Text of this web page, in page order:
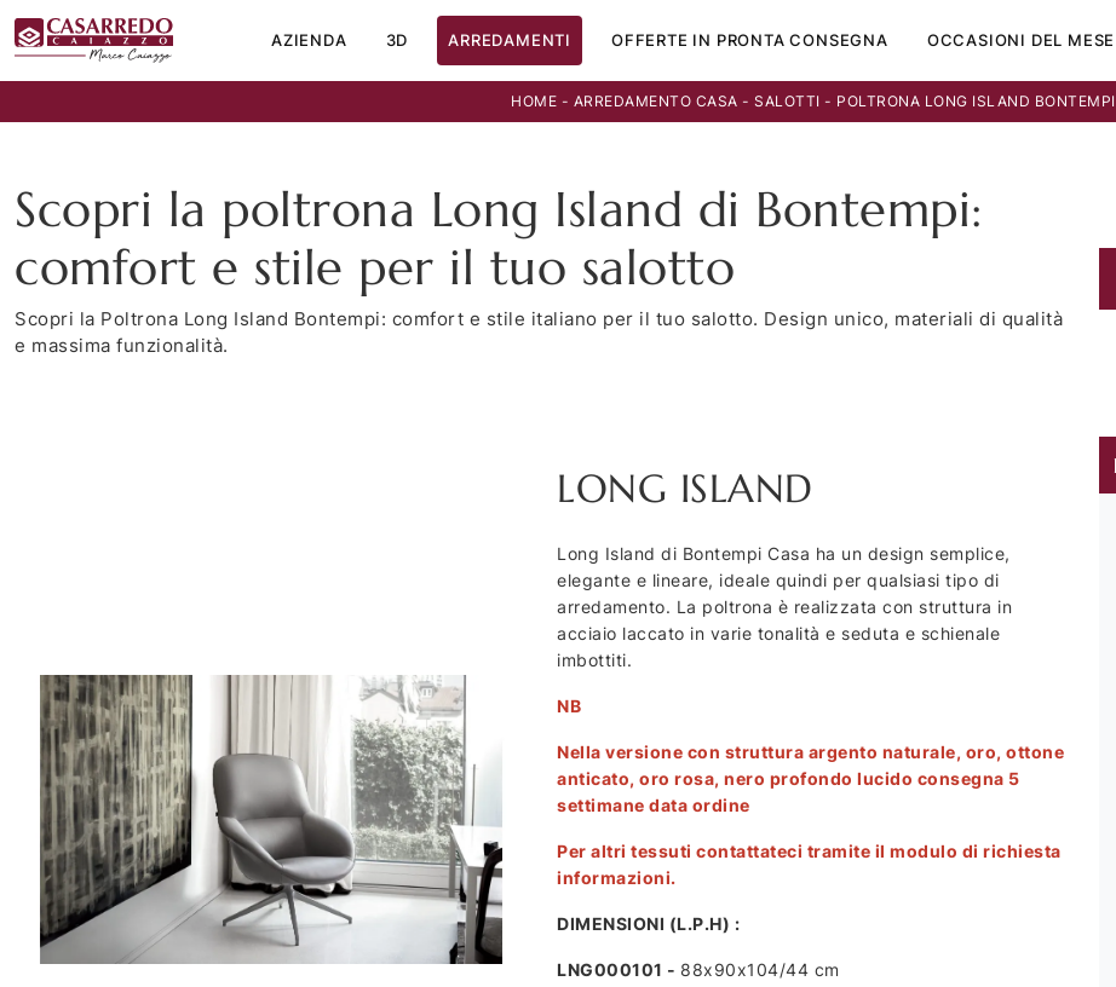
AZIENDA 3D ARREDAMENTI OFFERTE IN PRONTA CONSEGNA OCCASIONI DEL MESE
HOME - ARREDAMENTO CASA -SALOTTI - POLTRONA LONG ISLAND BONTEMPI
Scopri la poltrona Long Island di Bontempi:
comfort e stile per il tuo salotto
Scopri la Poltrona Long Island Bontempi: comfort e stile italiano per il tuo salotto. Design unico, materiali di qualità
e massima funzionalità.
LONG ISLAND
Long Island di Bontempi Casa ha un design semplice,
elegante e lineare, ideale quindi per qualsiasi tipo di
arredamento. La poltrona è realizzata con struttura in
acciaio laccato in varie tonalità e seduta e schienale
imbottiti.
NB
Nella versione con struttura argento naturale, oro, ottone
anticato, oro rosa, nero profondo lucido consegna 5
settimane data ordine
Per altri tessuti contattateci tramite il modulo di richiesta
informazioni.
DIMENSIONI (L.P.H) :
LNG000101 - 88x90x104/44 cm